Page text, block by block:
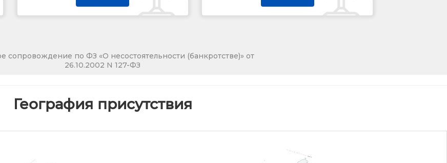
сопровождение по ФЗ «О несостоятельности (банкротстве)» от
26.10.2002 N 127-ФЗ
География присутствия